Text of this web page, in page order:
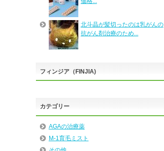
北斗晶が髪切ったのは乳がんの
抗がん剤治療のため...
フィンジア（FINJIA)
カテゴリー
AGAの治療薬
M-1育毛ミスト